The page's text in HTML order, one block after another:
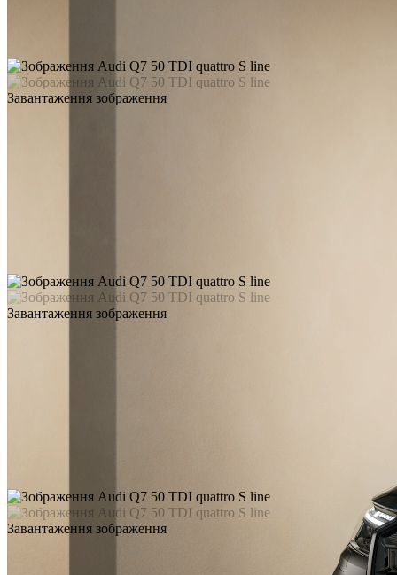
Завантаження зображення
Завантаження зображення
Завантаження зображення